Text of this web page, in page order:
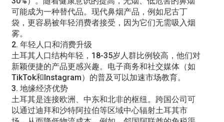
可能成为一种替代品。现代鼻烟产品，例如尼古丁
袋，更容易被年轻消费者接受，因为它们无需吸入烟
雾。
2. 年轻人口和消费升级
土耳其人口结构年轻，18-35岁人群比例较高，他们对
新颖便捷的产品更感兴趣。电子商务和社交媒体（如
TikTok和Instagram）的普及可以加速市场教育。
3. 地缘经济优势
土耳其是连接欧洲、中东和北非的枢纽。跨国公司可
以通过迪拜和沙特阿拉伯等区域中心辐射土耳其市